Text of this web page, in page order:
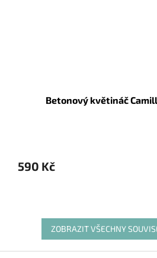
Betonový květináč
590 Kč
ZOBRAZIT VŠECHNY